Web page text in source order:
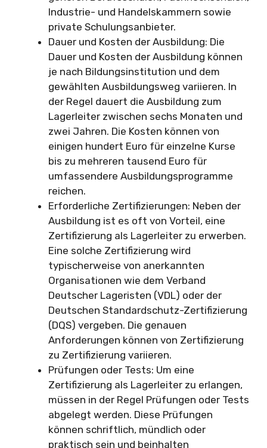
Industrie- und Handelskammern sowie
private Schulungsanbieter.
Dauer und Kosten der Ausbildung: Die
Dauer und Kosten der Ausbildung können
je nach Bildungsinstitution und dem
gewählten Ausbildungsweg variieren. In
der Regel dauert die Ausbildung zum
Lagerleiter zwischen sechs Monaten und
zwei Jahren. Die Kosten können von
einigen hundert Euro für einzelne Kurse
bis zu mehreren tausend Euro für
umfassendere Ausbildungsprogramme
reichen.
Erforderliche Zertifizierungen: Neben der
Ausbildung ist es oft von Vorteil, eine
Zertifizierung als Lagerleiter zu erwerben.
Eine solche Zertifizierung wird
typischerweise von anerkannten
Organisationen wie dem Verband
Deutscher Lageristen (VDL) oder der
Deutschen Standardschutz-Zertifizierung
(DQS) vergeben. Die genauen
Anforderungen können von Zertifizierung
zu Zertifizierung variieren.
Prüfungen oder Tests: Um eine
Zertifizierung als Lagerleiter zu erlangen,
müssen in der Regel Prüfungen oder Tests
abgelegt werden. Diese Prüfungen
können schriftlich, mündlich oder
praktisch sein und beinhalten